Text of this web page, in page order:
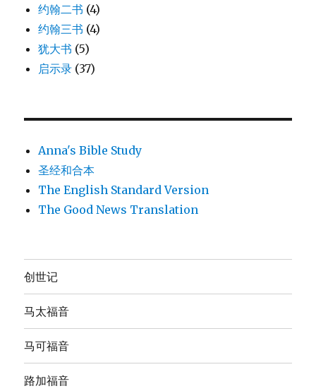
约翰二书 (4)
约翰三书 (4)
犹大书 (5)
启示录 (37)
Anna's Bible Study
圣经和合本
The English Standard Version
The Good News Translation
创世记
马太福音
马可福音
路加福音